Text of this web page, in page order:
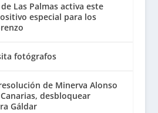
Las Palmas activa este
especial para los
fotógrafos
de Minerva Alonso
desbloquear
Gáldar